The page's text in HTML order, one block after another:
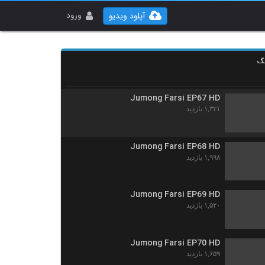
ورود آپلود ویدیو
Jumong Farsi EP66 HD
Jumong Farsi EP67 HD
۱,۳۲۱ بازدید
Jumong Farsi EP68 HD
۱,۹۹۸ بازدید
Jumong Farsi EP69 HD
۱,۵۲۰ بازدید
Jumong Farsi EP70 HD
۱,۶۵۹ بازدید